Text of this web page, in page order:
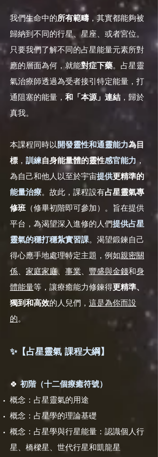
我們生命中的所有範疇 ，其實都能夠被
歸納到不同的行星、星座、或者宮位。
只要我們了解不同的占星能量元素所對
應的層面為何，就能對症下藥。占星靈
氣治療師透過為受者接引特定能量，打
通阻塞的能量， 和「本源」連結 ，歸於
真我。
本課程同時以開發靈性和通靈能力為目
標 ， 訓練自身能量體的靈性感官能力，
為自己和他人以至於宇宙提供更精準的
能量治療。 故此，課程設有占星靈氣專
修班（修畢初階即可參加）。旨在提供
平台，為渴望深入進修的人們提供占星
靈氣的穩打穩紮實習課。渴望鍛鍊自己
得心應手地處理特定主題，例如親密關
係、 家庭家庭、 事業、 豐盛與金錢和身
體能量等，讓療癒能力修鍊得更精準、
獨到和高效的人兒們， 這是為你而設
的。
✨【占星靈氣 課程大綱】
🍀 初階（十二個療癒符號）
概念：占星靈氣的用途
概念：占星學的理論基礎
概念：占星學與行星能量：認識個人行
星、橋樑星、世代行星和凱龍星